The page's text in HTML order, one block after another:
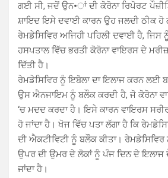
ਗਈ ਸੀ, ਜਦੋਂ ਉਨ•ਾਂ ਦੀ ਕੋਰੋਨਾ ਰਿਪੋਰਟ
ਸ਼ਾਇਦ ਇਸੇ ਦਵਾਈ ਕਾਰਨ ਉਹ ਜਲਦੀ ਠੀਕ
ਰੇਮਡੇਸਿਵਿਰ ਅਜਿਹੀ ਪਹਿਲੀ ਦਵਾਈ ਹੈ,
ਹਸਪਤਾਲ ਵਿੱਚ ਭਰਤੀ ਕੋਰੋਨਾ ਵਾਇਰਸ ਦੇ
ਦਿੱਤੀ ਹੈ।
ਰੇਮਡੇਸਿਵਿਰ ਨੂੰ ਇਬੋਲਾ ਦਾ ਇਲਾਜ ਕਰਨ
ਉਸ ਐਨਜਾਇਮ ਨੂੰ ਬਲੌਕ ਕਰਦੀ ਹੈ, ਜੋ ਕੋਰੋਨਾ
‘ਚ ਮਦਦ ਕਰਦਾ ਹੈ। ਇਸੇ ਕਾਰਨ ਵਾਇਰਸ
ਹੋ ਜਾਂਦਾ ਹੈ। ਖੋਜ ਵਿੱਚ ਪਤਾ ਲੱਗਾ ਹੈ ਕਿ
ਦੀ ਐਕਟੀਵਿਟੀ ਨੂੰ ਬਲੌਕ ਕੀਤਾ।
ਉਪਰ ਦੀ ਉਮਰ ਦੇ ਲੋਕਾਂ ਨੂੰ ਪੰਜ ਦਿਨ ਦੇ ਇਲਾਜ
ਜਾਂਦਾ ਹੈ।